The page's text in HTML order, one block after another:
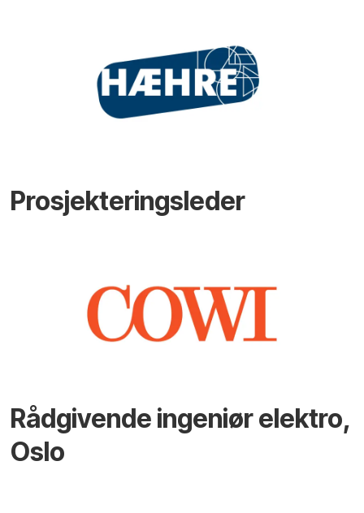
Prosjekteringsleder
Rådgivende ingeniør elektro,
Oslo